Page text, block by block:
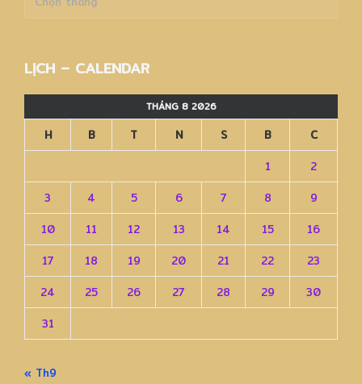
trữ
LỊCH – CALENDAR
THÁNG 8 2026
H B T N S B
C
1
2
3
4 5 6 7 8
9
10
11 12 13 14 15
16
17
18 19 20 21 22
23
24
25 26 27 28 29
30
31
« Th9